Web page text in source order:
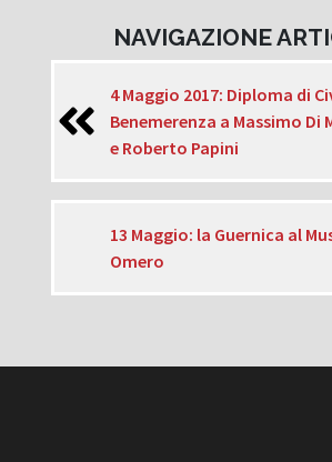
NAVIGAZIONE
4 Maggio 2017: Diploma di
Benemerenza a Massimo Di
e Roberto Papini
13 Maggio: la Guernica al
Omero